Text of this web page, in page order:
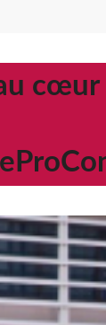
au